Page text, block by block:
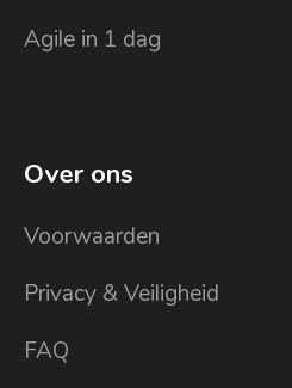
Agile in 1 dag
Over ons
Voorwaarden
Privacy & Veiligheid
FAQ